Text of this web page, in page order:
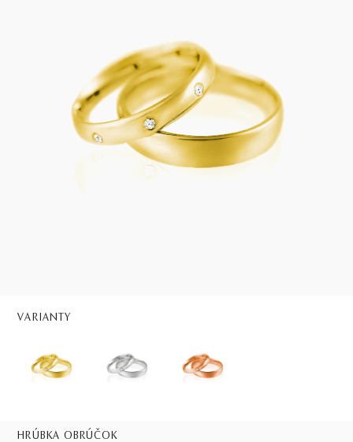
VARIANTY
HRÚBKA OBRÚČOK